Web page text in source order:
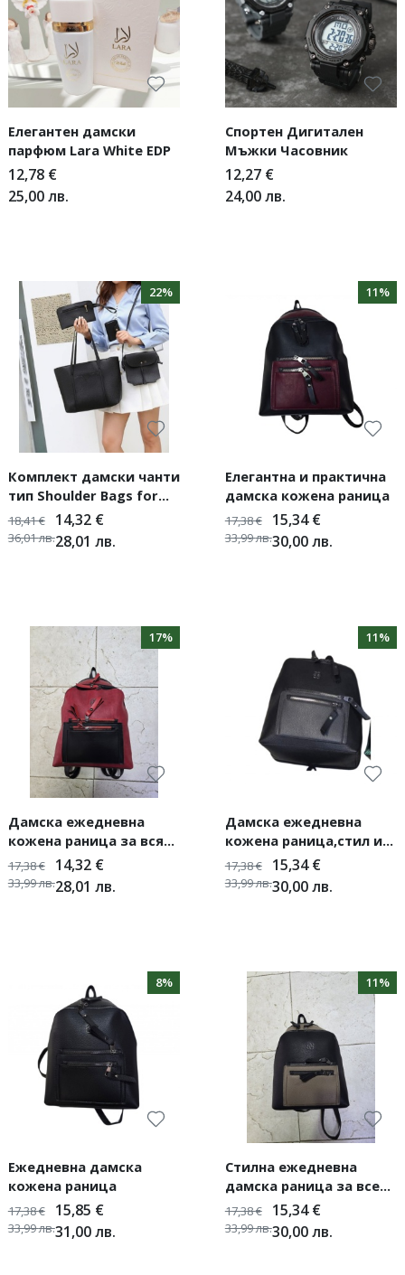
Елегантен дамски
парфюм Lara White EDP
12,78 €
25,00лв.
Спортен Дигитален
Мъжки Часовник
12,27 €
24,00лв.
22%
Комплект дамски чанти
тип Shoulder Bags for
Women14,32 €
28,01 лв.
18,41€
36,01лв.
11%
Елегантна и практична
дамска кожена раница
15,34€
30,00лв.
17,38€
33,99лв.
17%
Дамска ежедневна
кожена раница за всяка
визия 14,32 €
28,01 лв.
17,38€
33,99лв.
11%
Дамска ежедневна
кожена раница,стил и
удобство за всеки ден
15,34€
30,00лв.
17,38€
33,99лв.
8%
Ежедневна дамска
кожена раница
15,85 €
31,00лв.
17,38€
33,99лв.
11%
Стилна ежедневна
дамска раница за всеки
повод 15,34€
30,00лв.
17,38€
33,99лв.